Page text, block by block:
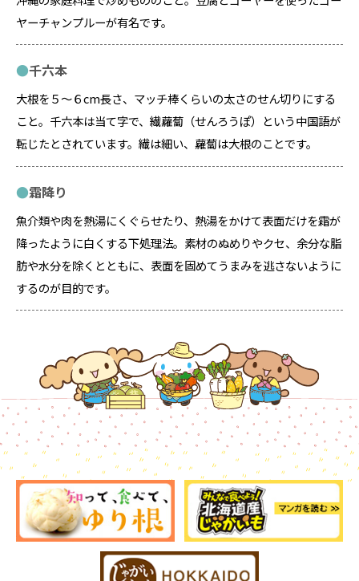
ヤーチャンプルーが有名です。
千六本
大根を５～６cm長さ、マッチ棒くらいの太さのせん切りにする
こと。千六本は当て字で、繊蘿蔔（せんろうぽ）という中国語が
転じたとされています。繊は細い、蘿蔔は大根のことです。
霜降り
魚介類や肉を熱湯にくぐらせたり、熱湯をかけて表面だけを霜が
降ったように白くする下処理法。素材のぬめりやクセ、余分な脂
肪や水分を除くとともに、表面を固めてうまみを逃さないように
するのが目的です。